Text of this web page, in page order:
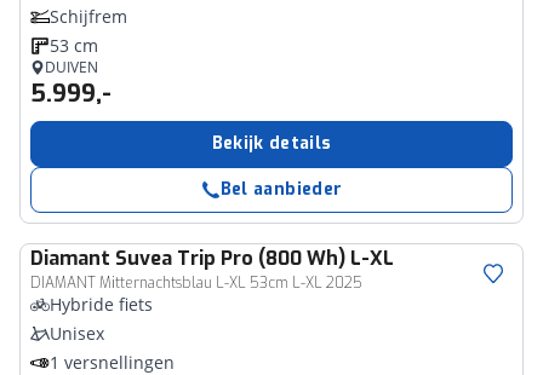
Schijfrem
53 cm
DUIVEN
5.999,-
Bekijk details
Bel aanbieder
Diamant Suvea Trip Pro (800 Wh) L-XL
DIAMANT Mitternachtsblau L-XL 53cm L-XL 2025
Hybride fiets
Unisex
1 versnellingen